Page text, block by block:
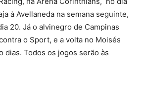
à Avellaneda na semana seguinte,
20. Já o alvinegro de Campinas
o Sport, e a volta no Moisés
dias. Todos os jogos serão às